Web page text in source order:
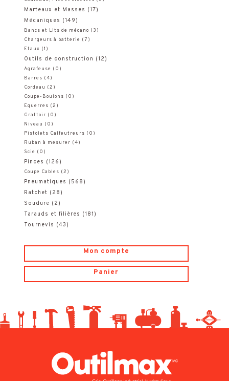
Marteaux et Masses (17)
Mécaniques (149)
Bancs et Lits de mécano (3)
Chargeurs à batterie (7)
Etaux (1)
Outils de construction (12)
Agrafeuse (0)
Barres (4)
Cordeau (2)
Coupe-Boulons (0)
Equerres (2)
Grattoir (0)
Niveau (0)
Pistolets Calfeutreurs (0)
Ruban à mesurer (4)
Scie (0)
Pinces (126)
Coupe Cables (2)
Pneumatiques (568)
Ratchet (28)
Soudure (2)
Tarauds et filières (181)
Tournevis (43)
Mon compte
Panier